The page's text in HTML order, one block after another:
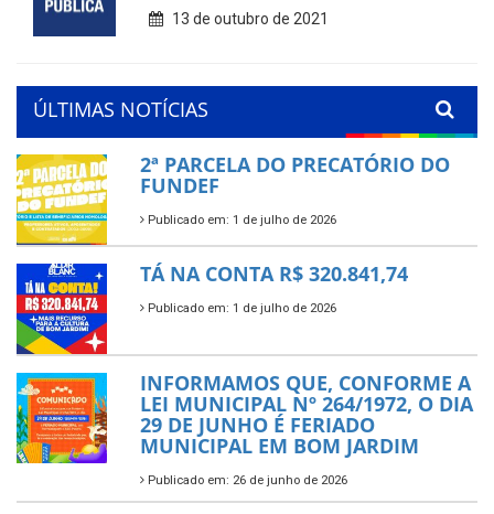
13 de outubro de 2021
ÚLTIMAS NOTÍCIAS
2ª PARCELA DO PRECATÓRIO DO
FUNDEF
Publicado em: 1 de julho de 2026
TÁ NA CONTA R$ 320.841,74
Publicado em: 1 de julho de 2026
INFORMAMOS QUE, CONFORME A
LEI MUNICIPAL Nº 264/1972, O DIA
29 DE JUNHO É FERIADO
MUNICIPAL EM BOM JARDIM
Publicado em: 26 de junho de 2026